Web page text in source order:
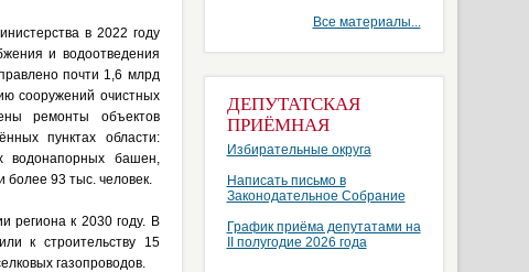
в 2022 году
и водоотведения
почти 1,6 млрд
сооружений очистных
ремонты объектов
пунктах области:
водонапорных башен,
более 93 тыс. человек.
региона к 2030 году. В
к строительству 15
газопроводов.
Все материалы...
ДЕПУТАТСКАЯ
ПРИЁМНАЯ
Избирательные округа
Написать письмо в
Законодательное Собрание
График приёма депутатами на
II полугодие 2026 года